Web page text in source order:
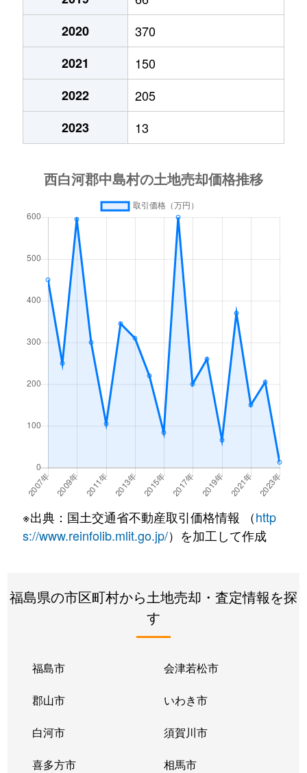
2020
370
2021
150
2022
205
2023
13
※出典：国土交通省不動産取引価格情報 （http
s://www.reinfolib.mlit.go.jp/）を加工して作成
福島県の市区町村から土地売却・査定情報を探
す
福島市 会津若松市
郡山市 いわき市
白河市 須賀川市
喜多方市 相馬市